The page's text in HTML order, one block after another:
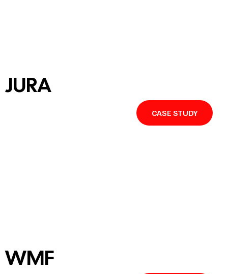
JURA
CASE STUDY
WMF